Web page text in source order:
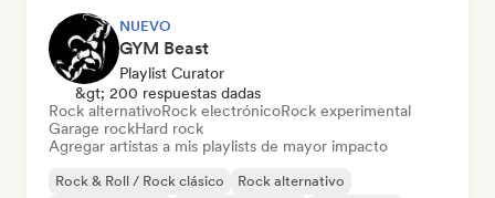
NUEVO
GYM Beast
Playlist Curator
&gt; 200 respuestas dadas
Rock alternativoRock electrónicoRock experimental
Garage rockHard rock
Agregar artistas a mis playlists de mayor impacto
Rock & Roll / Rock clásico
Rock alternativo